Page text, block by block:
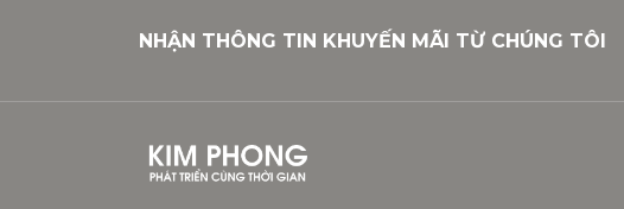
NHẬN THÔNG TIN KHUYẾN MÃI TỪ CHÚNG TÔI